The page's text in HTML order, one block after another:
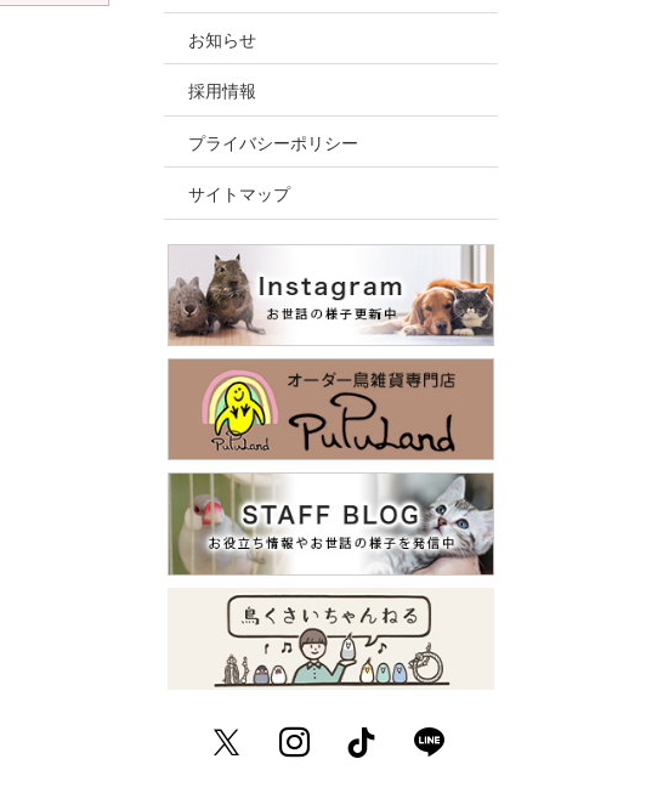
お知らせ
採用情報
プライバシーポリシー
サイトマップ
TwitterInstagramTikTok